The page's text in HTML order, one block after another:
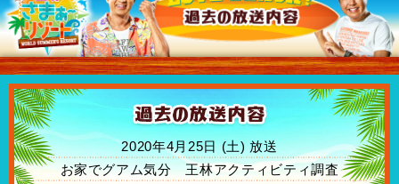
2020年4月25日 (土) 放送
お家でグアム気分 王林アクティビティ調査